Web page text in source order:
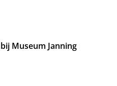
Museum Janning